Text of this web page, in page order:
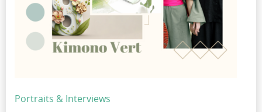
Portraits & Interviews